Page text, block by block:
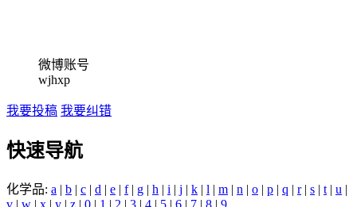
微博账号
wjhxp
我要投稿 我要纠错
快速导航
化学品: a | b | c | d | e | f| g | h | i | j | k | l | m | n | o | p | q | r| s | t | u |